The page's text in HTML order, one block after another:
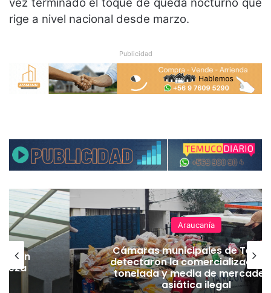
rige a nivel nacional desde marzo.
Publicidad
Araucanía
Cámaras municipales de
detectaron la comercialización
tonelada y media de
asiática ilegal